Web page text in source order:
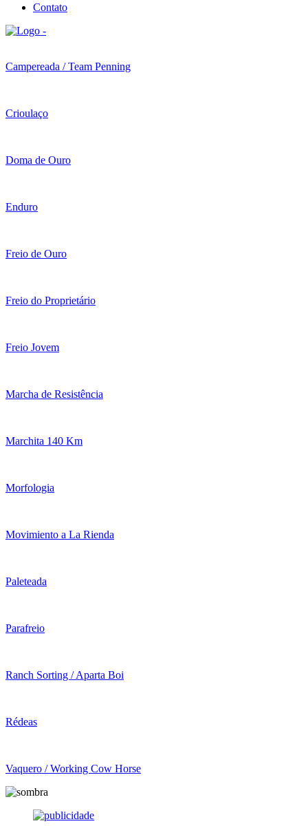
Contato
Campereada / Team Penning
Crioulaço
Doma de Ouro
Enduro
Freio de Ouro
Freio do Proprietário
Freio Jovem
Marcha de Resistência
Marchita 140 Km
Morfologia
Movimiento a La Rienda
Paleteada
Parafreio
Ranch Sorting / Aparta Boi
Rédeas
Vaquero / Working Cow Horse